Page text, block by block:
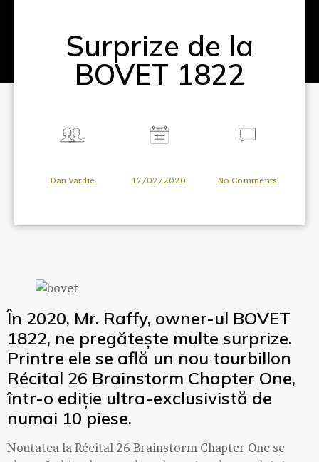
Surprize de la
BOVET 1822
Dan Vardie 17/02/2020 No Comments
În 2020, Mr. Raffy, owner-ul BOVET
1822, ne pregătește multe surprize.
Printre ele se află un nou tourbillon
Récital 26 Brainstorm Chapter One,
într-o ediție ultra-exclusivistă de
numai 10 piese.
Noutatea la Récital 26 Brainstorm Chapter One se